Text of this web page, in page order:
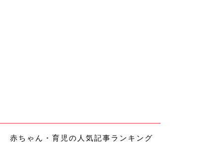
赤ちゃん・育児の人気記事ランキング